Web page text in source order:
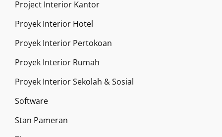
Project Interior Kantor
Proyek Interior Hotel
Proyek Interior Pertokoan
Proyek Interior Rumah
Proyek Interior Sekolah & Sosial
Software
Stan Pameran